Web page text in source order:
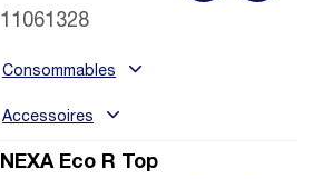
11061328
Consommables
Accessoires
NEXA Eco R Top